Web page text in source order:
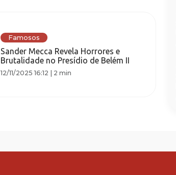
Famosos
Sander Mecca Revela Horrores e
Brutalidade no Presídio de Belém II
12/11/2025 16:12 | 2 min